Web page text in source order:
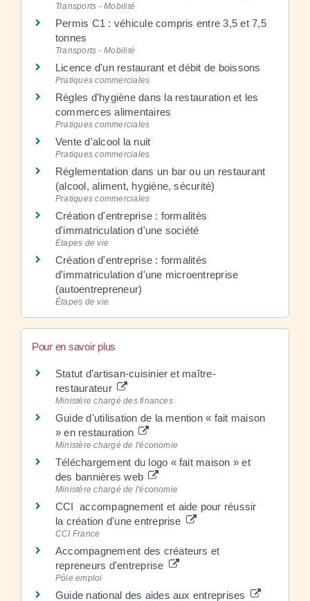
Transports - Mobilité
Permis C1 : véhicule compris entre 3,5 et 7,5
tonnes
Transports - Mobilité
Licence d'un restaurant et débit de boissons
Pratiques commerciales
Règles d'hygiène dans la restauration et les
commerces alimentaires
Pratiques commerciales
Vente d'alcool la nuit
Pratiques commerciales
Réglementation dans un bar ou un restaurant
(alcool, aliment, hygiène, sécurité)
Pratiques commerciales
Création d'entreprise : formalités
d'immatriculation d'une société
Étapes de vie
Création d'entreprise : formalités
d'immatriculation d'une microentreprise
(autoentrepreneur)
Étapes de vie
Pour en savoir plus
Statut d'artisan-cuisinier et maître-
restaurateur
Ministère chargé des finances
Guide d'utilisation de la mention « fait maison
» en restauration
Ministère chargé de l'économie
Téléchargement du logo « fait maison » et
des bannières web
Ministère chargé de l'économie
CCI accompagnement et aide pour réussir
la création d'une entreprise
CCI France
Accompagnement des créateurs et
repreneurs d'entreprise
Pôle emploi
Guide national des aides aux entreprises